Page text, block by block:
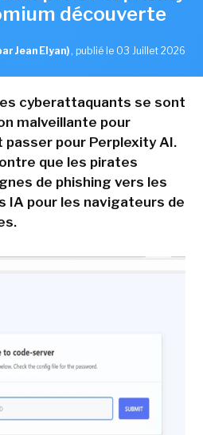
découverte
Jean Elyan) , publié le 03 Juillet 2026
cyberattaquants se sont
malveillante pour
pour Perplexity AI.
que les pirates
de phishing vers les
IA pour les navigateurs de